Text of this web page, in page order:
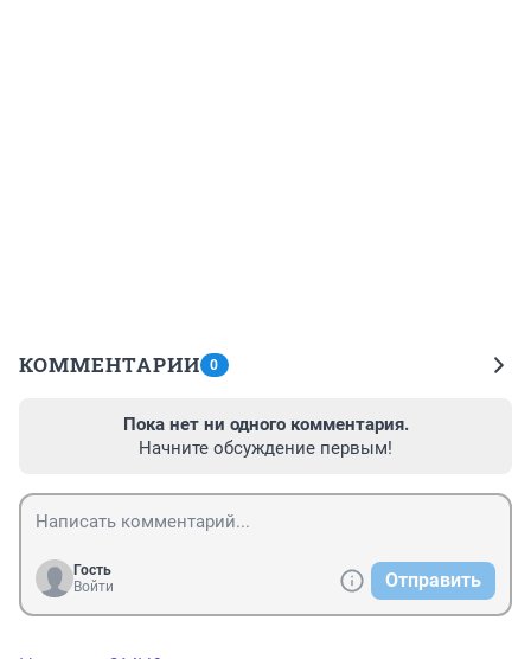
КОММЕНТАРИИ 0
Пока нет ни одного комментария.
Начните обсуждение первым!
Гость
Войти
Отправить